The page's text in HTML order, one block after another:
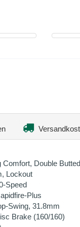
Comfort, Double Butted
Lockout
Speed
Plus
Swing, 31.8mm
Brake (160/160)